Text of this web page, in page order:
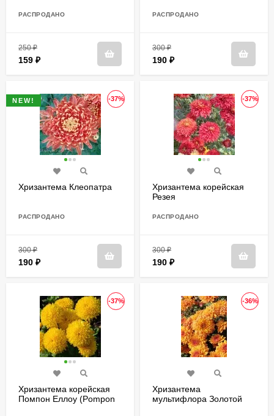
РАСПРОДАНО
250₽
159 ₽
РАСПРОДАНО
300₽
190 ₽
-37%
NEW!
Хризантема Клеопатра
РАСПРОДАНО
300₽
190 ₽
-37%
Хризантема корейская
Резея
РАСПРОДАНО
300₽
190 ₽
-37%
Хризантема корейская
Помпон Еллоу (Pompon
-36%
Хризантема
мультифлора Золотой